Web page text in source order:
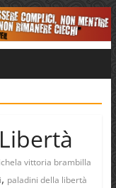
vittoria brambilla
, paladini della libertà